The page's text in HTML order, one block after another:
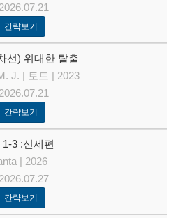
간략보기
선) 위대한 탈출
J. | 토트 | 2023
간략보기
3 :신세편
| 2026
간략보기